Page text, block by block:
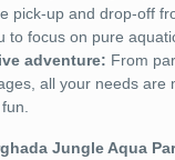
pick-up and drop-off
to focus on pure
adventure: From
all your needs are
Jungle Aqua